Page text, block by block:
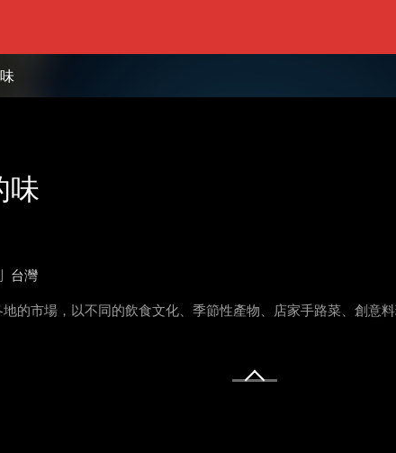
味
台灣
的市場，以不同的飲食文化、季節性產物、店家手路菜、創意